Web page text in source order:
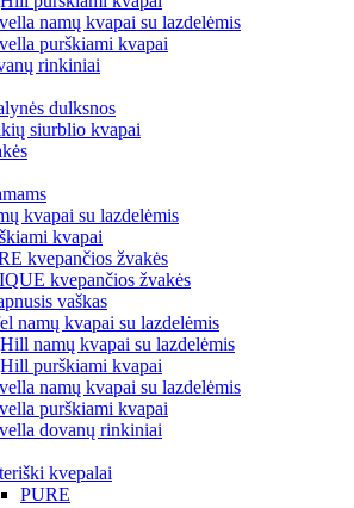
namų kvapai su lazdelėmis
purškiami kvapai
rinkiniai
dulksnos
siurblio kvapai
kvapai su lazdelėmis
kvapai
kvepančios žvakės
kvepančios žvakės
vaškas
namų kvapai su lazdelėmis
namų kvapai su lazdelėmis
purškiami kvapai
namų kvapai su lazdelėmis
purškiami kvapai
dovanų rinkiniai
kvepalai
PURE